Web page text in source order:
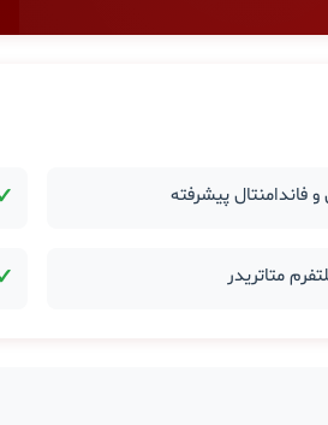
فاندامنتال پیشرفته
متاتریدر